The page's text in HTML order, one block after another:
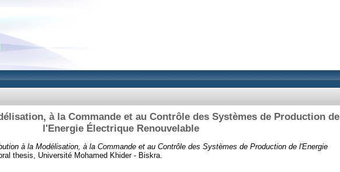
à la Commande et au Contrôle des Systèmes de Production de
l'Energie Électrique Renouvelable
à la Modélisation, à la Commande et au Contrôle des Systèmes de Production de l'Energie
thesis, Université Mohamed Khider - Biskra.